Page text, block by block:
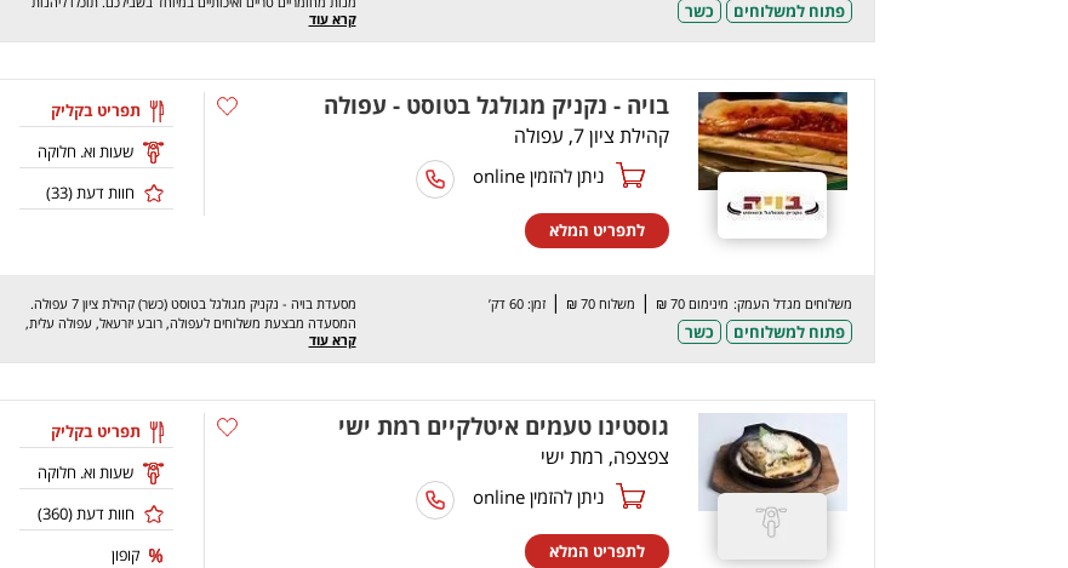
פתוח למשלוחים כשר
ממגוון פיצות, פסות, סלטים, מוקפצים ועוד. וכדי שתוכלו ליהנות
ממגוון המנות הטעימות "לטאו" מבצעת משלוחים במגדל העמק.
קרא עוד
בויה - נקניק מגולגל בטוסט - עפולה
קהילת ציון 7, עפולה
ניתן להזמין online
לתפריט המלא
תפריט בקליק
שעות וא. חלוקה
חוות דעת (33
)
משלוחים מגדל העמק: מינימום 70 ₪ | משלוח 70 ₪ | זמן: 60 דק’
פתוח למשלוחים כשר
מסעדת בויה - נקניק מגולגל בטוסט (כשר) קהילת ציון 7 עפולה.
המסעדה מבצעת משלוחים לעפולה, רובע יזרעאל, עפולה עלית,
גבעת המורה, מרחביה, מזרע ועוד. מסעדת בויה - נקניק מגולגל
בטוסט מציעה מגוון רחב של טוסט נקניק בטעמים שונים כגון: כתף
אווז, רוסטביף, איטלקי מילאנו ועוד. מלבד הטוסט נקניק יש גם ערייאס
וצ'וריסוס. מחכים לכם לחוויה מהנה, שיהיה בתאבון !
קרא עוד
גוסטינו טעמים איטלקיים רמת ישי
צפצפה, רמת ישי
ניתן להזמין online
לתפריט המלא
תפריט בקליק
שעות וא. חלוקה
חוות דעת (360
)
קופון